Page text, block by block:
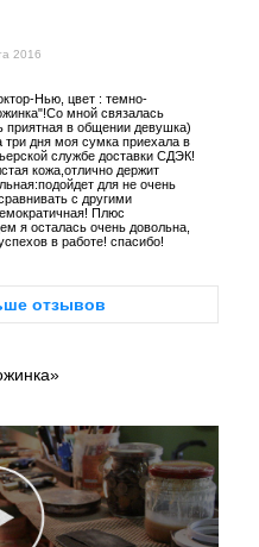
2016
Нью, цвет : темно-
мной связалась
приятная в общении девушка)
дня моя сумка приехала в
службе доставки СДЭК!
кожа,отлично держит
для не очень
с другими
Плюс
я осталась очень довольна,
в работе! спасибо!
отзывов